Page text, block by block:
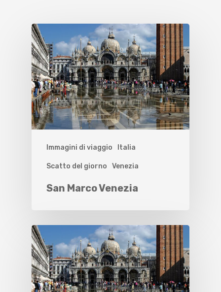
Immagini di viaggio Italia
Scatto del giorno Venezia
San Marco Venezia